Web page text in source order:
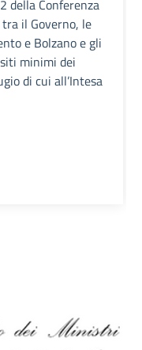
della Conferenza
il Governo, le
e Bolzano e gli
minimi dei
di cui all’Intesa